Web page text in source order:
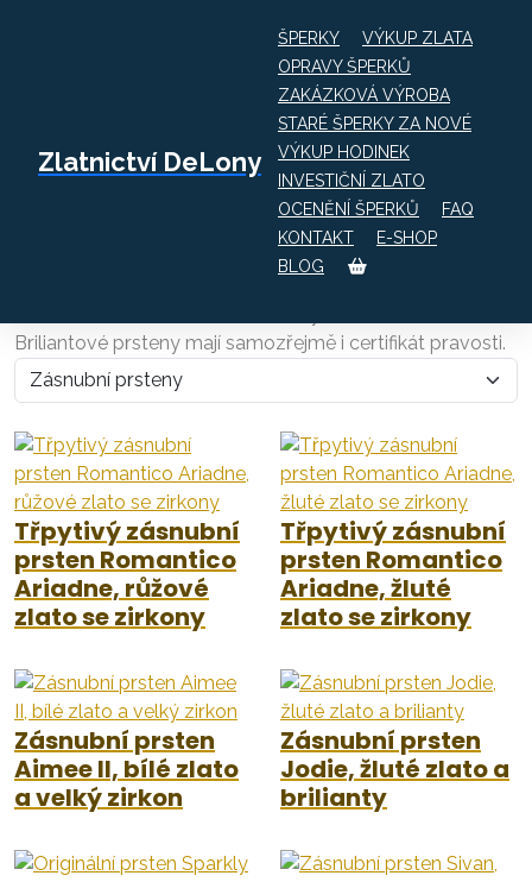
Zlatnictví DeLony
ŠPERKY
VÝKUP ZLATA
OPRAVY ŠPERKŮ
ZAKÁZKOVÁ VÝROBA
STARÉ ŠPERKY ZA NOVÉ
VÝKUP HODINEK
INVESTIČNÍ ZLATO
OCENĚNÍ ŠPERKŮ
FAQ
KONTAKT
E-SHOP
BLOG
Našel jste tu pravou? Pak zbývá jediné – vybrat ten
správný zásnubní prstýnek. Překvapte ji originálním
zásnubním prstenem v klasickém nebo netradičním
designu. Vybírat můžete mezi prsteny s jedním i více
Briliantové prsteny mají samozřejmě i certifikát pravosti.
Třpytivý zásnubní
prsten Romantico
Ariadne, růžové
zlato se zirkony
Třpytivý zásnubní
prsten Romantico
Ariadne, žluté
zlato se zirkony
Zásnubní prsten
Aimee II, bílé zlato
a velký zirkon
Zásnubní prsten
Jodie, žluté zlato a
brilianty